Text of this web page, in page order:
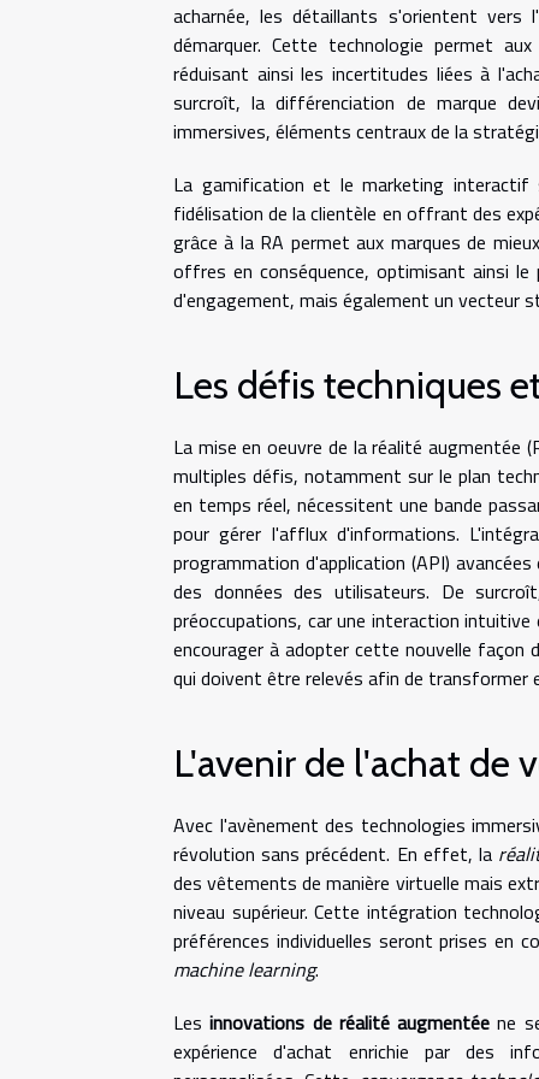
acharnée, les détaillants s'orientent
démarquer. Cette technologie permet
réduisant ainsi les incertitudes liées à
surcroît, la différenciation de marque
immersives, éléments centraux de la
La gamification et le marketing
fidélisation de la clientèle en offrant des
grâce à la RA permet aux marques de
offres en conséquence, optimisant ainsi
d'engagement, mais également un vecteur
Les défis techniques
La mise en oeuvre de la réalité augmentée
multiples défis, notamment sur le plan
en temps réel, nécessitent une bande
pour gérer l'afflux d'informations.
programmation d'application (API)
des données des utilisateurs. De
préoccupations, car une interaction
encourager à adopter cette nouvelle façon
qui doivent être relevés afin de
L'avenir de l'achat de
Avec l'avènement des technologies
révolution sans précédent. En effet, la
des vêtements de manière virtuelle mais
niveau supérieur. Cette intégration
préférences individuelles seront prises en
machine learning.
Lesinnovations de réalité augmentée ne
expérience d'achat enrichie par des